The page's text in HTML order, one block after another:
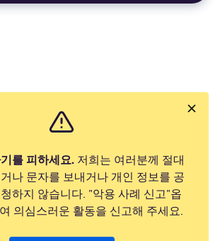
를 피하세요. 저희는 여러분께 절대
나 문자를 보내거나 개인 정보를 공
하지 않습니다. "악용 사례 신고"옵
의심스러운 활동을 신고해 주세요.